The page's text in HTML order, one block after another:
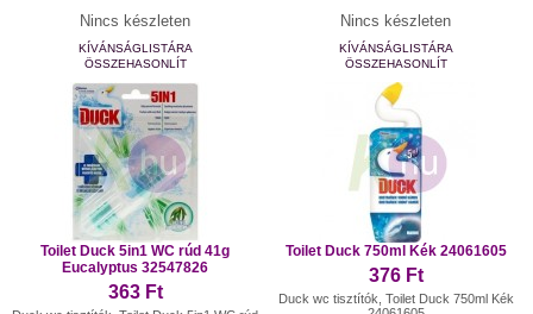
Nincs készleten
KÍVÁNSÁGLISTÁRA
ÖSSZEHASONLÍT
Nincs készleten
KÍVÁNSÁGLISTÁRA
ÖSSZEHASONLÍT
Toilet Duck 5in1 WC rúd 41g
Eucalyptus 32547826
363 Ft
Toilet Duck 750ml Kék 24061605
376 Ft
Duck wc tisztítók, Toilet Duck 750ml Kék